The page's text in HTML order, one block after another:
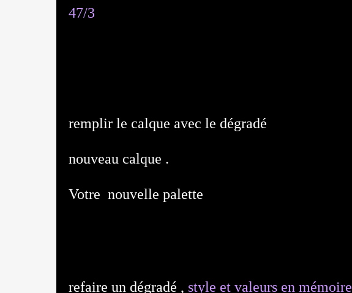
47/3
remplir le calque avec le dégradé
nouveau calque .
Votre nouvelle palette
refaire un dégradé , style et valeurs en mémoire